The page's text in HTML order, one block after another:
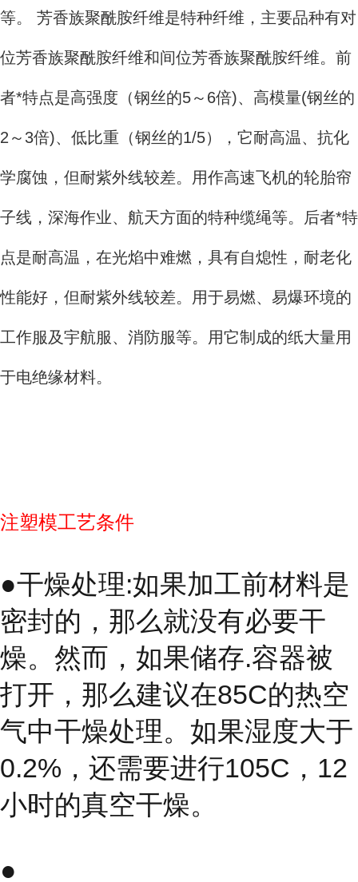
等。 芳香族聚酰胺纤维是特种纤维，主要品种有对
位芳香族聚酰胺纤维和间位芳香族聚酰胺纤维。前
者*特点是高强度（钢丝的5～6倍)、高模量(钢丝的
2～3倍)、低比重（钢丝的1/5），它耐高温、抗化
学腐蚀，但耐紫外线较差。用作高速飞机的轮胎帘
子线，深海作业、航天方面的特种缆绳等。后者*特
点是耐高温，在光焰中难燃，具有自熄性，耐老化
性能好，但耐紫外线较差。用于易燃、易爆环境的
工作服及宇航服、消防服等。用它制成的纸大量用
于电绝缘材料。
注塑模工艺条件
●干燥处理:如果加工前材料是
密封的，那么就没有必要干
燥。然而，如果储存.容器被
打开，那么建议在85C的热空
气中干燥处理。如果湿度大于
0.2%，还需要进行105C，12
小时的真空干燥。
●